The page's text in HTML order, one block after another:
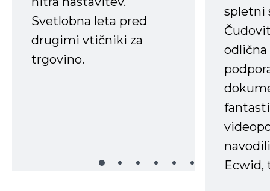
Svetlobna leta pred
drugimi vtičniki za
trgovino.
spletni
Ecwid,